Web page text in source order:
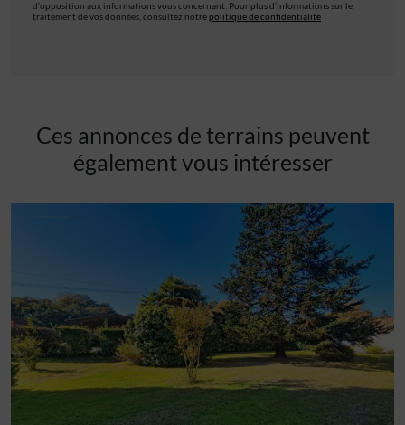
d’opposition aux informations vous concernant. Pour plus d’informations sur le
traitement de vos données, consultez notre politique de confidentialité
Ces annonces de terrains peuvent
également vous intéresser